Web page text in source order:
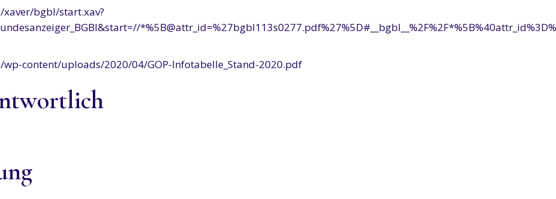
bgbl/start.xav?
content/uploads/2020/04/GOP-Infotabelle_Stand-2020.pdf